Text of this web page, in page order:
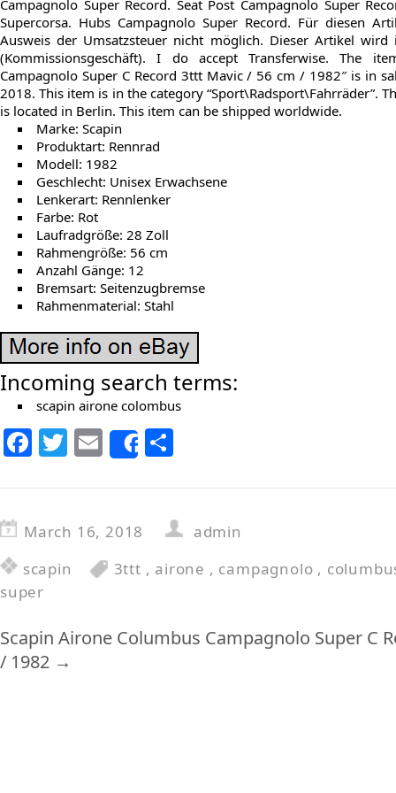
Campagnolo Super Record. Seat Post Campagnolo Super
Supercorsa. Hubs Campagnolo Super Record. Für diesen
Ausweis der Umsatzsteuer nicht möglich. Dieser Artikel wird
(Kommissionsgeschäft). I do accept Transferwise. The
Campagnolo Super C Record 3ttt Mavic / 56 cm / 1982″ is in
2018. This item is in the category “Sport\Radsport\Fahrräder”.
is located in Berlin. This item can be shipped worldwide.
Marke: Scapin
Produktart: Rennrad
Modell: 1982
Geschlecht: Unisex Erwachsene
Lenkerart: Rennlenker
Farbe: Rot
Laufradgröße: 28 Zoll
Rahmengröße: 56 cm
Anzahl Gänge: 12
Bremsart: Seitenzugbremse
Rahmenmaterial: Stahl
Incoming search terms:
scapin airone colombus
F
c
e
o
k
T
itt
er
E
m
ai
l
Share
ar
e
March 16, 2018
admin
scapin
3ttt , airone , campagnolo ,
super
Scapin Airone Columbus Campagnolo Super C
/ 1982 →